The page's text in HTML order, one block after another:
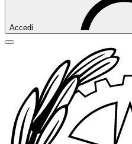
Accedi